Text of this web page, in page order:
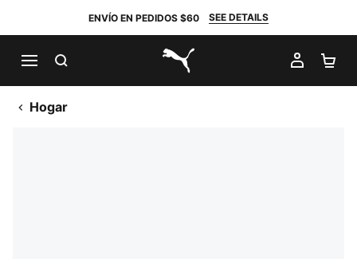
ENVÍO EN PEDIDOS $60 SEE DETAILS
PUMA.com
MI
Hogar